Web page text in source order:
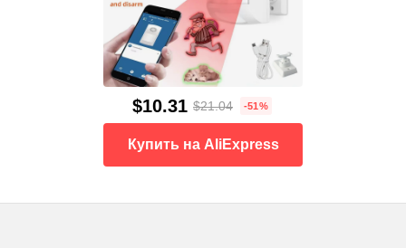
$10.31 $21.04 -51%
Купить на AliExpress